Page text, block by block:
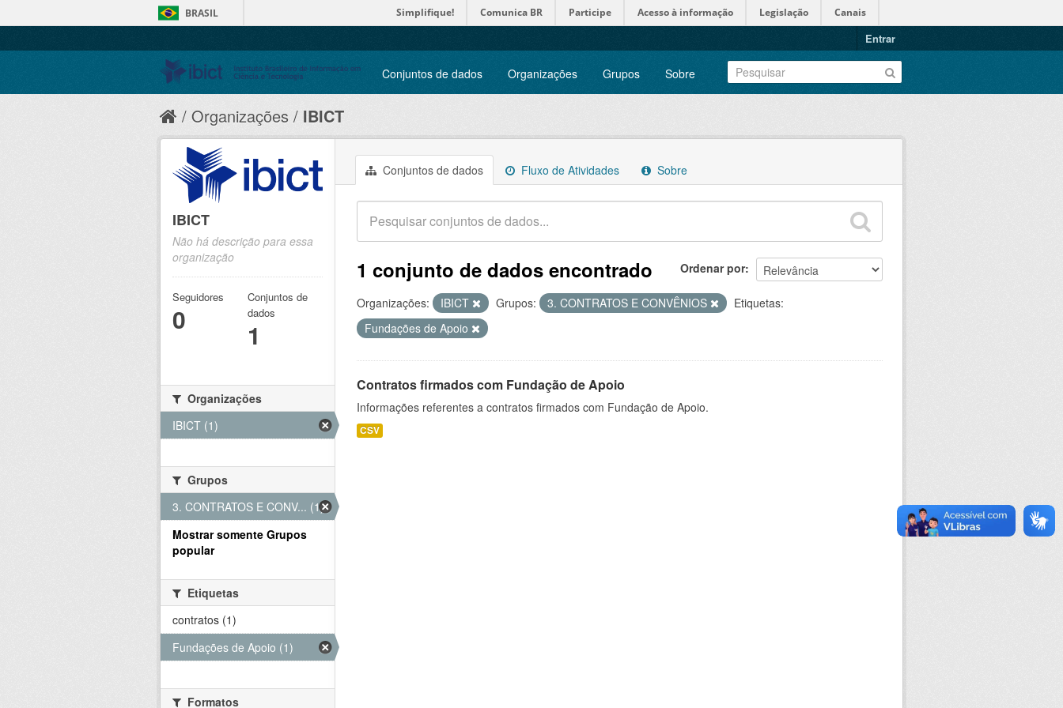
BRASIL Simplifique! Comunica BR Participe Acesso à informação Legislação Canais
Entrar
Conjuntos de dados Organizações Grupos Sobre
Organizações IBICT
Conjuntos de dados Fluxo de Atividades Sobre
Ordenar por
1 conjunto de dados encontrado
Organizações: IBICT Grupos: 3. CONTRATOS E CONVÊNIOS
Etiquetas:
Fundações de Apoio
Contratos firmados com Fundação de Apoio
Informações referentes a contratos firmados com Fundação de Apoio.
CSV
IBICT
Não há descrição para essa
organização
Seguidores
0
Conjuntos de
dados
1
Organizações
IBICT (1)
Grupos
3. CONTRATOS E CONV... (1)
Mostrar somente Grupos
popular
Etiquetas
contratos (1)
Fundações de Apoio (1)
Formatos